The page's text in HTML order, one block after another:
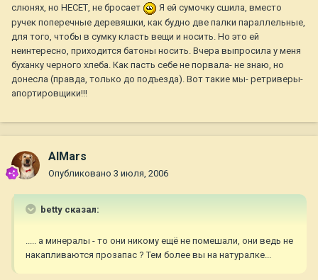
слюнях, но НЕСЕТ, не бросает
Я ей сумочку сшила, вместо
ручек поперечные деревяшки, как будно две палки параллельные,
для того, чтобы в сумку класть вещи и носить. Но это ей
неинтересно, приходится батоны носить. Вчера выпросила у меня
буханку черного хлеба. Как пасть себе не порвала- не знаю, но
донесла (правда, только до подъезда). Вот такие мы- ретриверы-
апортировщики!!!
AlMars
Опубликовано 3 июля, 2006
betty сказал:
..... а минералы - то они никому ещё не помешали, они ведь не
накапливаются прозапас ? Тем более вы на натуралке...